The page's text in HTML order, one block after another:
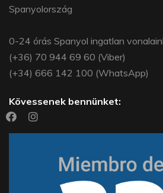
Spanyolország
0-24 órás Spanyol ingatlan
(+36) 70 944 69 60 (Viber)
(+34) 666 142 100 (WhatsApp)
Kövessenek bennünket: